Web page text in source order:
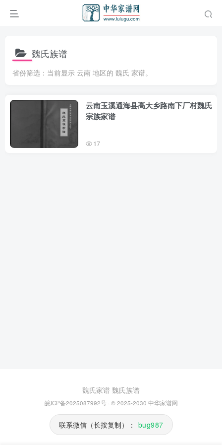
魏氏族谱
省份筛选：当前显示 云南 地区的 魏氏 家谱。
云南玉溪通海县高大乡路南下厂村魏氏
宗族家谱
17
魏氏家谱 魏氏族谱
皖ICP备2025087992号· © 2025-2030 中华家谱网
联系微信（长按复制）： bug987